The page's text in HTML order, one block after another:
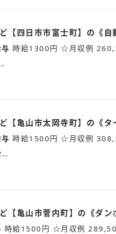
四日市市富士町】の《
時給1300円 ☆月収例
亀山市太岡寺町】の《タ
時給1500円 ☆月収例
亀山市菅内町】の《ダン
時給1500円 ☆月収例